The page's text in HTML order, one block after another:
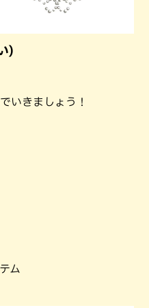
)
いきましょう！
ム